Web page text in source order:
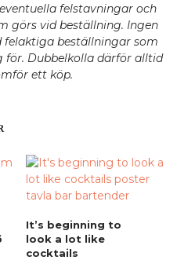
felstavningar och
görs vid beställning. Ingen
beställningar som
för. Dubbelkolla därför alltid
ett köp.
It’s beginning to
look a lot like
cocktails